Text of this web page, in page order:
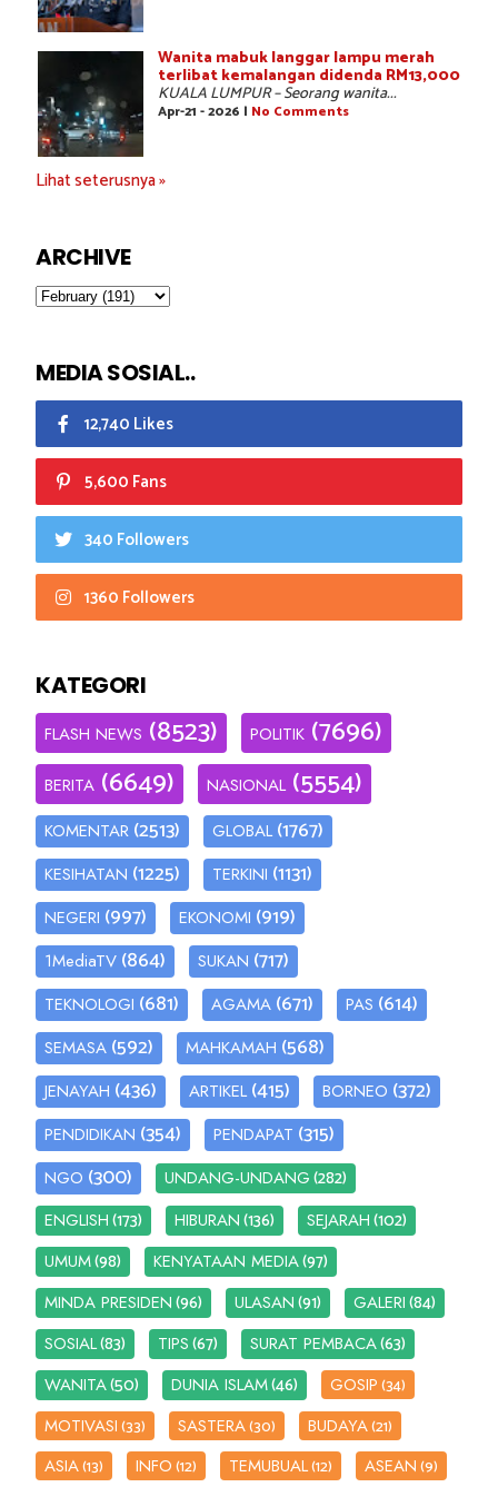
Wanita mabuk langgar lampu merah
terlibat kemalangan didenda RM13,000
KUALA LUMPUR – Seorang wanita...
Apr-21 - 2026 | No Comments
Lihat seterusnya »
ARCHIVE
MEDIA SOSIAL..
12,740 Likes
5,600 Fans
340 Followers
1360 Followers
KATEGORI
FLASH NEWS (8523) POLITIK (7696)
BERITA (6649) NASIONAL (5554)
KOMENTAR (2513) GLOBAL (1767)
KESIHATAN (1225) TERKINI (1131)
NEGERI (997) EKONOMI (919)
1MediaTV (864) SUKAN (717)
TEKNOLOGI (681) AGAMA (671) PAS (614)
SEMASA (592) MAHKAMAH (568)
JENAYAH (436) ARTIKEL (415) BORNEO (372)
PENDIDIKAN (354) PENDAPAT (315)
NGO (300) UNDANG-UNDANG(282)
ENGLISH(173) HIBURAN(136) SEJARAH(102)
UMUM(98) KENYATAAN MEDIA(97)
MINDA PRESIDEN(96) ULASAN(91) GALERI(84)
SOSIAL(83) TIPS(67) SURAT PEMBACA(63)
WANITA(50) DUNIA ISLAM(46) GOSIP(34)
MOTIVASI(33) SASTERA(30) BUDAYA(21)
ASIA(13) INFO(12) TEMUBUAL(12) ASEAN(9)